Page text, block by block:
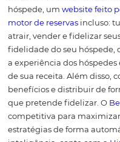
Gostou
TrevPAR?
conteúdos
você a
seu hotel: